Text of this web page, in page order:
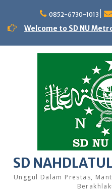
content
0852-6730-1013
Welcome to SD NU
SD
Unggul Dalam Prestas,